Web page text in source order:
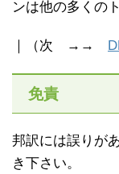
ンは他の多くの
｜（次 →→
免責
邦訳には誤りが
き下さい。